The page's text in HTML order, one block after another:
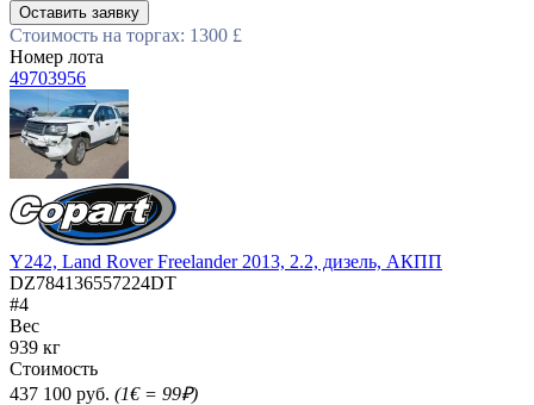
Оставить заявку
Стоимость на торгах: 1300 £
Номер лота
49703956
Y242, Land Rover Freelander 2013, 2.2, дизель, АКПП
DZ784136557224DT
#4
Вес
939 кг
Стоимость
437 100 руб. (1€ = 99₽)